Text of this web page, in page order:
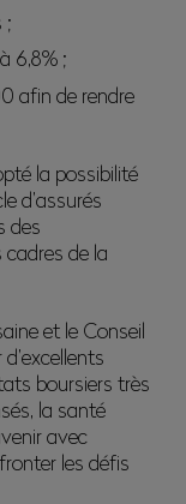
;
6,8% ;
afin de rendre
la possibilité
d’assurés
des
de la
et le Conseil
boursiers très
la santé
avec
les défis